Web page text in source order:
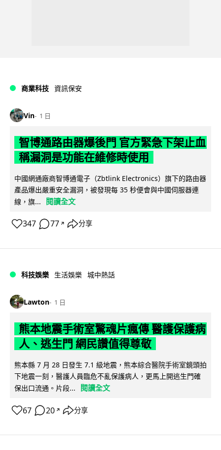
商業科技 資訊保安
Vin 1 日
智博通路由器爆後門 官方緊急下架止血
稱漏洞是功能在維修時使用
中國網通廠商智博通電子（Zbtlink Electronics）旗下的路由器
產品爆出嚴重安全漏洞，被發現每 35 秒便會與中國伺服器連
線，旗...
閱讀全文
347 77 ↗ 分享
科技娛樂 生活娛樂 城中熱話
Lawton 1 日
熊本地震手術室驚魂片瘋傳 醫護保護病
人、逃生門 網民讚值得尊敬
熊本縣 7 月 28 日發生 7.1 級地震，熊本綜合醫院手術室鏡頭拍
下地震一刻，醫護人員臨危不亂保護病人，更馬上開逃生門確
保出口流通。片段...
閱讀全文
67 20 ↗ 分享